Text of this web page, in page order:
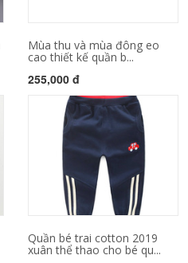
Mùa thu và mùa đông eo
cao thiết kế quần b...
255,000 đ
Quần bé trai cotton 2019
xuân thể thao cho bé qu...